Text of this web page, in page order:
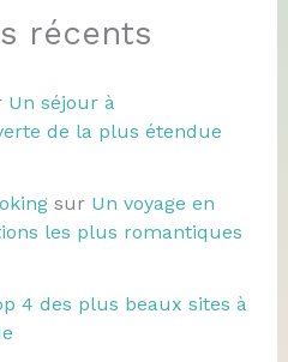
récents
Un séjour à
de la plus étendue
sur Un voyage en
les plus romantiques
4 des plus beaux sites à